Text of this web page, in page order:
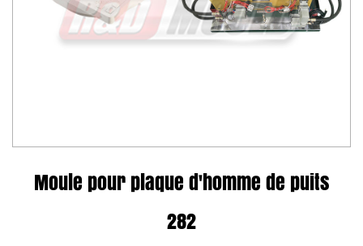
Moule pour plaque d'homme de puits
282